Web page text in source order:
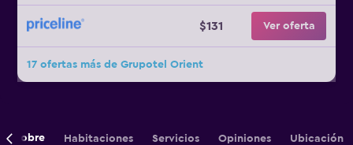
$131 Ver oferta
17 ofertas más de Grupotel Orient
Sobre Habitaciones Servicios Opiniones Ubicación